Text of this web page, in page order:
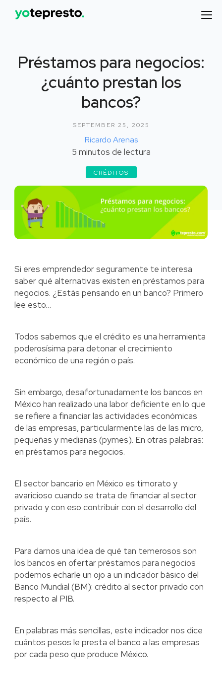
Préstamos para negocios:
¿cuánto prestan los
bancos?
SEPTEMBER 25, 2025
Ricardo Arenas
5 minutos de lectura
CRÉDITOS
Si eres emprendedor seguramente te interesa
saber qué alternativas existen en préstamos para
negocios. ¿Estás pensando en un banco? Primero
lee esto…
Todos sabemos que el crédito es una herramienta
poderosísima para detonar el crecimiento
económico de una región o país.
Sin embargo, desafortunadamente los bancos en
México han realizado una labor deficiente en lo que
se refiere a financiar las actividades económicas
de las empresas, particularmente las de las micro,
pequeñas y medianas (pymes). En otras palabras:
en préstamos para negocios.
El sector bancario en México es timorato y
avaricioso cuando se trata de financiar al sector
privado y con eso contribuir con el desarrollo del
país.
Para darnos una idea de qué tan temerosos son
los bancos en ofertar préstamos para negocios
podemos echarle un ojo a un indicador básico del
Banco Mundial (BM): crédito al sector privado con
respecto al PIB.
En palabras más sencillas, este indicador nos dice
cuántos pesos le presta el banco a las empresas
por cada peso que produce México.